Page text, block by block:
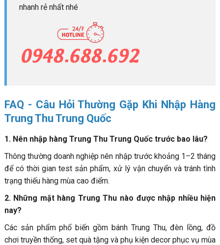
nhanh rẻ nhất nhé
FAQ - Câu Hỏi Thường Gặp Khi Nhập Hàng
Trung Thu Trung Quốc
1. Nên nhập hàng Trung Thu Trung Quốc trước bao lâu?
Thông thường doanh nghiệp nên nhập trước khoảng 1–2 tháng
để có thời gian test sản phẩm, xử lý vận chuyển và tránh tình
trạng thiếu hàng mùa cao điểm.
2. Những mặt hàng Trung Thu nào được nhập nhiều hiện
nay?
Các sản phẩm phổ biến gồm bánh Trung Thu, đèn lồng, đồ
chơi truyền thống, set quà tặng và phụ kiện decor phục vụ mùa